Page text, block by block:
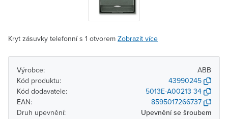
Kryt zásuvky telefonní s 1 otvorem Zobrazit více
Výrobce:
ABB
Kód produktu:
43990245
Kód dodavatele:
5013E-A00213 34
EAN:
8595017266737
Druh upevnění:
Upevnění se šroubem